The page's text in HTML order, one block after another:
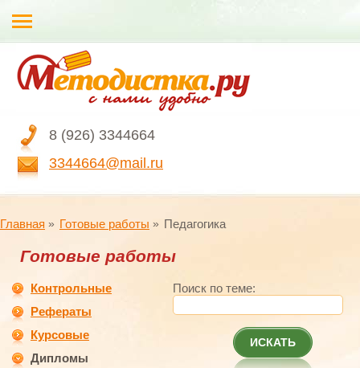
8 (926) 3344664
3344664@mail.ru
Главная Готовые работы Педагогика
Готовые работы
Контрольные
Рефераты
Курсовые
Дипломы
Поиск по теме:
ИСКАТЬ